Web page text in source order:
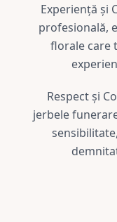
Experiență și
profesională,
florale care
Respect și
jerbele